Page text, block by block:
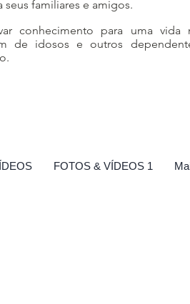
familiares e amigos.
conhecimento para uma vida
de idosos e outros
FOTOS & VÍDEOS 1